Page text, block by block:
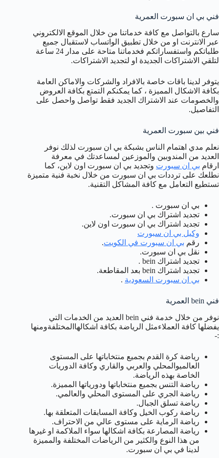
فني بي ان سبورت العمرية
سارع بالتواصل مع كافة خدماتنا من خلال الموقع الالكتروني
عبر الانترنت او من خلال تطبيق الواتساب لاستقبال جميع
طلباتكم واستفساراتكم فخدماتنا متاحة على مدار 24 ساعة
لتلقي الاشتراكات الجديدة او لتجديد الاشتراكات.
يتوفر لدينا باقات خاصة بالافراد والشركات والاماكن العامة
بكافة الاشكال المميزة ، كما يمكنكم التمتع بكافة العروض
والخصومات عند الاشتراك الجديد فقط تواصل واحصل على
التفاصيل.
فني بين سبورت العمرية
نعلم مدي اهتمام الناس بشبكة بي ان سبورت لذلك نوفر
العديد من المندوبين والموزعين لمساعدتك في معرفة
ارقام بي ان سبورت وتجديد بي ان سبورت اون لاين، كما
نطلعك على ترددات بي ان سبورت من خلال نخبة فنية متميزة
تستطيع التعامل مع كافة المشاكل التقنية.
بي ان سبورت .
تجديد اشتراك بي ان سبورت.
تجديد اشتراك بي ان سبورت اون لاين.
وكيل بي ان سبورت
رقم بي ان سبورت في الكويت.
نقل بي ان سبورت.
تجديد اشتراك bein .
تجديد اشتراك bein بعد المقاطعة.
بي ان سبورت السعودية .
فني bein العمرية
نوفر من خلال خدمة فني bein العديد من الخدمات التي
يفضلها كافة العملاءمثل الرياضة بكافة اشكالهاالمختلفةومنها
:-
رياضة كرة القدم بجميع منتخاباتها على المستوى
العالميوالمحلي والعربي والقاري وكافة الدوريات
الخاصة بهذه الرياضة.
رياضة التنس بجميع منتخاباتها ودورياتها المميزة.
رياضة الجري على المستوى المحلي والعالمي.
رياضة تسلق الجبال.
رياضة ركوب الخيل وكافة المسابقات المتعلقة بها.
رياضة الرماية على مستوى عالي من الاحتراف.
رياضة المصارعة بكافة اشكالها سواء الملاكمة او غيرها
من هذا النوع والكثير من الرياضات المختلفة والمميزة
لدينا في بي ان سبورت.